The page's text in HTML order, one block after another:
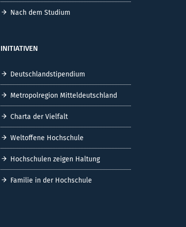
Nach dem Studium
INITIATIVEN
Deutschlandstipendium
Metropolregion Mitteldeutschland
Charta der Vielfalt
Weltoffene Hochschule
Hochschulen zeigen Haltung
Familie in der Hochschule